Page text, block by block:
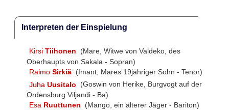
Interpreten der Einspielung
Kirsi Tiihonen
(Mare, Witwe von Valdeko, des
Oberhaupts von Sakala - Sopran)
Raimo Sirkiä (Imant, Mares 19jähriger Sohn - Tenor)
Juha Uusitalo
(Goswin von Herike, Burgvogt auf der
Ordensburg Viljandi - Ba)
Esa Ruuttunen
(Mango, ein älterer Jäger - Bariton)